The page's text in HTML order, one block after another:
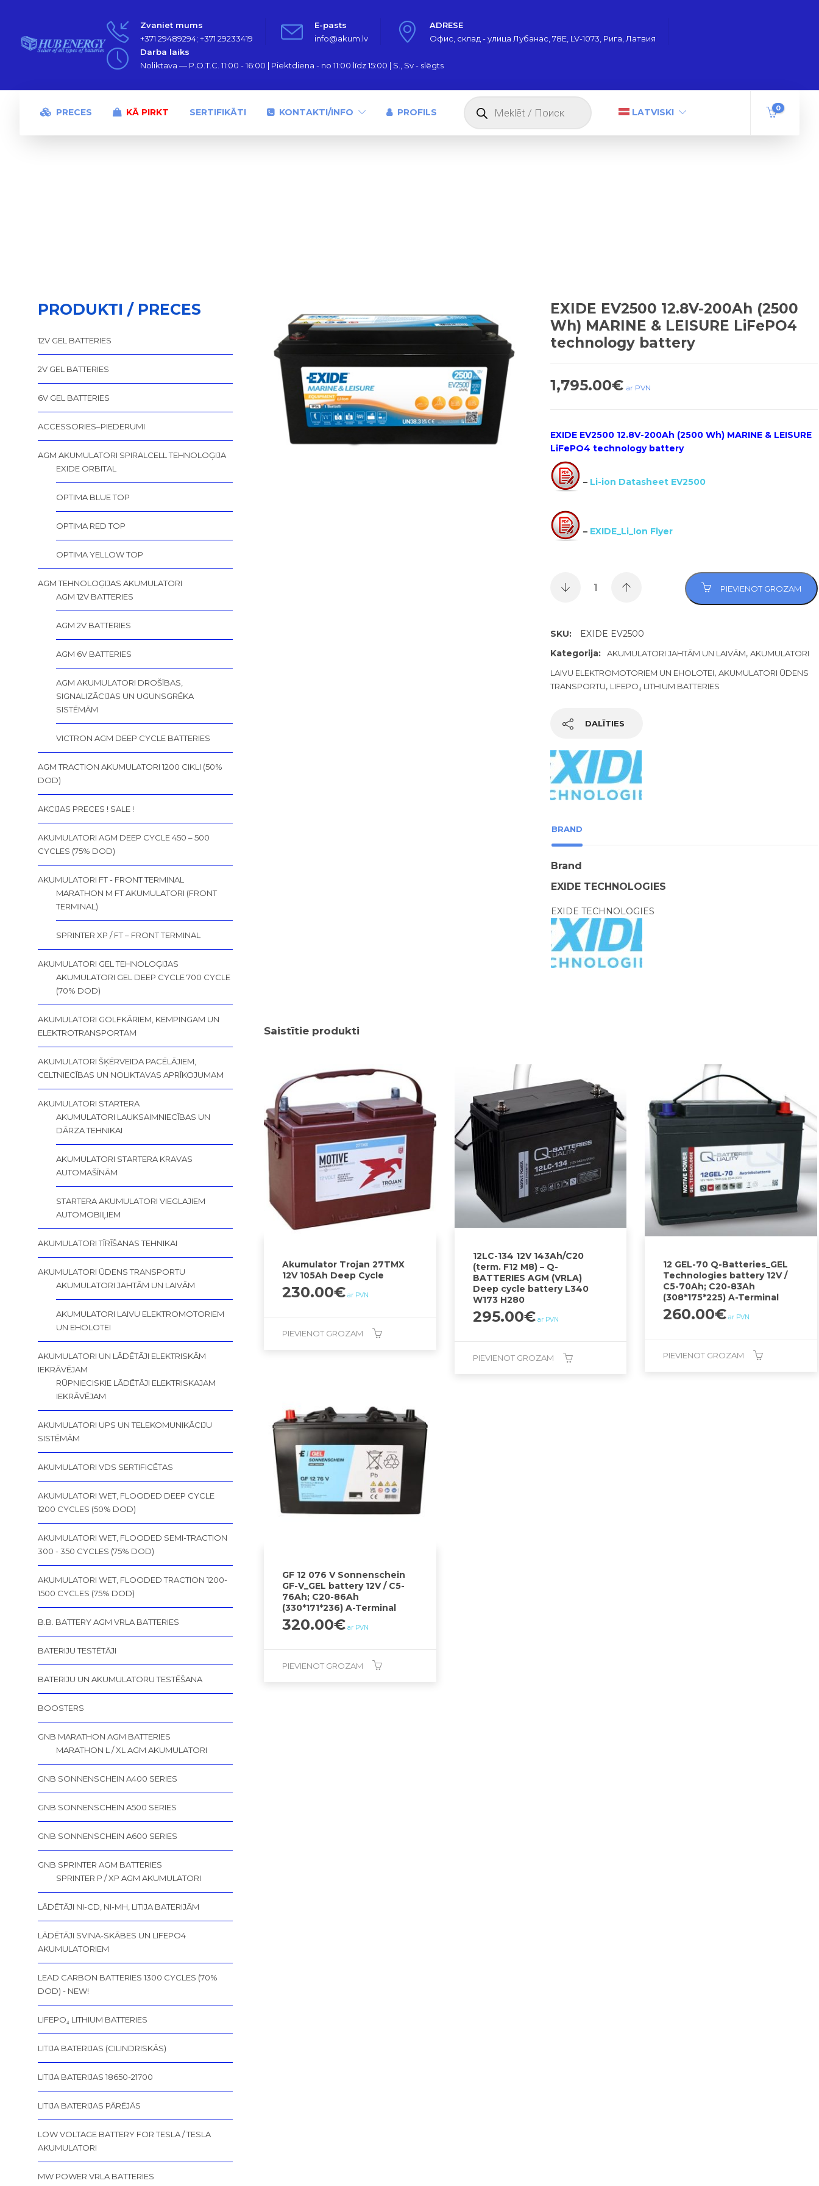
Zvaniet mums
+371 29489294; +371 29233419
E-pasts
info@akum.lv
ADRESE
Офис, склад - улица Лубанас, 78Е, LV-1073, Рига, Латвия
Darba laiks
Noliktava — P.O.T.C. 11:00 - 16:00 | Piektdiena - no 11:00 līdz 15:00 | S., Sv - slēgts
PRECES KĀ PIRKT SERTIFIKĀTI KONTAKTI/INFO PROFILS
Products
search LATVISKI 0
EXIDE EV2500 12.8V-200Ah (2500
Wh) MARINE & LEISURE LiFePO4
technology battery
1,795.00€ ar PVN
EXIDE EV2500 12.8V-200Ah (2500 Wh) MARINE & LEISURE
LiFePO4 technology battery
– Li-ion Datasheet EV2500
– EXIDE_Li_Ion Flyer
PIEVIENOT GROZAM
SKU:
EXIDE EV2500
Kategorija:
AKUMULATORI JAHTĀM UN LAIVĀM, AKUMULATORI
LAIVU ELEKTROMOTORIEM UN EHOLOTEI, AKUMULATORI ŪDENS
TRANSPORTU, LIFEPO₄ LITHIUM BATTERIES
DALĪTIES
BRAND
Brand
EXIDE TECHNOLOGIES
EXIDE TECHNOLOGIES
Saistītie produkti
Akumulator Trojan 27TMX
12V 105Ah Deep Cycle
230.00€ ar PVN
PIEVIENOT GROZAM
12LC-134 12V 143Ah/C20
(term. F12 M8) – Q-
BATTERIES AGM (VRLA)
Deep cycle battery L340
W173 H280
295.00€ ar PVN
PIEVIENOT GROZAM
12 GEL-70 Q-Batteries_GEL
Technologies battery 12V /
C5-70Ah; C20-83Ah
(308*175*225) A-Terminal
260.00€ ar PVN
PIEVIENOT GROZAM
GF 12 076 V Sonnenschein
GF-V_GEL battery 12V / C5-
76Ah; C20-86Ah
(330*171*236) A-Terminal
320.00€ ar PVN
PIEVIENOT GROZAM
PRODUKTI / PRECES
12V GEL BATTERIES
2V GEL BATTERIES
6V GEL BATTERIES
ACCESSORIES–PIEDERUMI
AGM AKUMULATORI SPIRALCELL TEHNOLOĢIJA
EXIDE ORBITAL
OPTIMA BLUE TOP
OPTIMA RED TOP
OPTIMA YELLOW TOP
AGM TEHNOLOĢIJAS AKUMULATORI
AGM 12V BATTERIES
AGM 2V BATTERIES
AGM 6V BATTERIES
AGM AKUMULATORI DROŠĪBAS,
SIGNALIZĀCIJAS UN UGUNSGRĒKA
SISTĒMĀM
VICTRON AGM DEEP CYCLE BATTERIES
AGM TRACTION AKUMULATORI 1200 CIKLI (50%
DOD)
AKCIJAS PRECES ! SALE !
AKUMULATORI AGM DEEP CYCLE 450 – 500
CYCLES (75% DOD)
AKUMULATORI FT - FRONT TERMINAL
MARATHON M FT AKUMULATORI (FRONT
TERMINAL)
SPRINTER XP / FT – FRONT TERMINAL
AKUMULATORI GEL TEHNOLOĢIJAS
AKUMULATORI GEL DEEP CYCLE 700 CYCLE
(70% DOD)
AKUMULATORI GOLFKĀRIEM, KEMPINGAM UN
ELEKTROTRANSPORTAM
AKUMULATORI ŠĶĒRVEIDA PACĒLĀJIEM,
CELTNIECĪBAS UN NOLIKTAVAS APRĪKOJUMAM
AKUMULATORI STARTERA
AKUMULATORI LAUKSAIMNIECĪBAS UN
DĀRZA TEHNIKAI
AKUMULATORI STARTERA KRAVAS
AUTOMAŠĪNĀM
STARTERA AKUMULATORI VIEGLAJIEM
AUTOMOBIĻIEM
AKUMULATORI TĪRĪŠANAS TEHNIKAI
AKUMULATORI ŪDENS TRANSPORTU
AKUMULATORI JAHTĀM UN LAIVĀM
AKUMULATORI LAIVU ELEKTROMOTORIEM
UN EHOLOTEI
AKUMULATORI UN LĀDĒTĀJI ELEKTRISKĀM
IEKRĀVĒJAM
RŪPNIECISKIE LĀDĒTĀJI ELEKTRISKAJAM
IEKRĀVĒJAM
AKUMULATORI UPS UN TELEKOMUNIKĀCIJU
SISTĒMĀM
AKUMULATORI VDS SERTIFICĒTAS
AKUMULATORI WET, FLOODED DEEP CYCLE
1200 CYCLES (50% DOD)
AKUMULATORI WET, FLOODED SEMI-TRACTION
300 - 350 CYCLES (75% DOD)
AKUMULATORI WET, FLOODED TRACTION 1200-
1500 CYCLES (75% DOD)
B.B. BATTERY AGM VRLA BATTERIES
BATERIJU TESTĒTĀJI
BATERIJU UN AKUMULATORU TESTĒŠANA
BOOSTERS
GNB MARATHON AGM BATTERIES
MARATHON L / XL AGM AKUMULATORI
GNB SONNENSCHEIN A400 SERIES
GNB SONNENSCHEIN A500 SERIES
GNB SONNENSCHEIN A600 SERIES
GNB SPRINTER AGM BATTERIES
SPRINTER P / XP AGM AKUMULATORI
LĀDĒTĀJI NI-CD, NI-MH, LITIJA BATERIJĀM
LĀDĒTĀJI SVINA-SKĀBES UN LIFEPO4
AKUMULATORIEM
LEAD CARBON BATTERIES 1300 CYCLES (70%
DOD) - NEW!
LIFEPO₄ LITHIUM BATTERIES
LITIJA BATERIJAS (CILINDRISKĀS)
LITIJA BATERIJAS 18650-21700
LITIJA BATERIJAS PĀRĒJĀS
LOW VOLTAGE BATTERY FOR TESLA / TESLA
AKUMULATORI
MW POWER VRLA BATTERIES